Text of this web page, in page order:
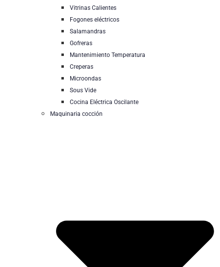
Vitrinas Calientes
Fogones eléctricos
Salamandras
Gofreras
Mantenimiento Temperatura
Creperas
Microondas
Sous Vide
Cocina Eléctrica Oscilante
Maquinaria cocción